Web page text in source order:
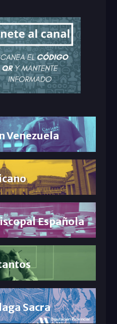
Venezuela
Española
Sacra